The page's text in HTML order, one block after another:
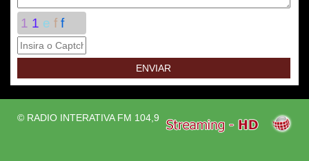
1 1 e f f
© RADIO INTERATIVA FM 104,9